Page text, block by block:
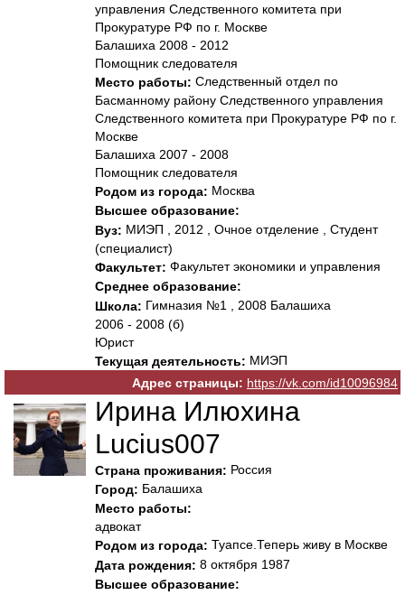
управления Следственного комитета при
Прокуратуре РФ по г. Москве
Балашиха 2008 - 2012
Помощник следователя
Место работы: Следственный отдел по
Басманному району Следственного управления
Следственного комитета при Прокуратуре РФ по г.
Москве
Балашиха 2007 - 2008
Помощник следователя
Родом из города: Москва
Высшее образование:
Вуз: МИЭП , 2012 , Очное отделение , Студент
(специалист)
Факультет: Факультет экономики и управления
Среднее образование:
Школа: Гимназия №1 , 2008 Балашиха
2006 - 2008 (б)
Юрист
Текущая деятельность: МИЭП
Адрес страницы: https://vk.com/id10096984
Ирина Илюхина
Lucius007
Страна проживания: Россия
Город: Балашиха
Место работы:
адвокат
Родом из города: Туапсе.Теперь живу в Москве
Дата рождения: 8 октября 1987
Высшее образование: